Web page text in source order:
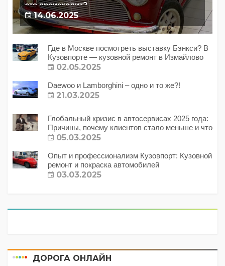
это происходит?
14.06.2025
Где в Москве посмотреть выставку Бэнкси? В
Кузовпорте — кузовной ремонт в Измайлово
02.05.2025
Daewoo и Lamborghini – одно и то же?!
21.03.2025
Глобальный кризис в автосервисах 2025 года:
Причины, почему клиентов стало меньше и что
с этим делать?
05.03.2025
Опыт и профессионализм Кузовпорт: Кузовной
ремонт и покраска автомобилей
03.03.2025
ДОРОГА ОНЛАЙН